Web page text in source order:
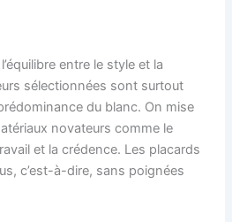
entre le style et la
sélectionnées sont surtout
du blanc. On mise
novateurs comme le
et la crédence. Les placards
c’est-à-dire, sans poignées